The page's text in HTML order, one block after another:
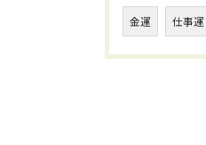
金運 仕事運